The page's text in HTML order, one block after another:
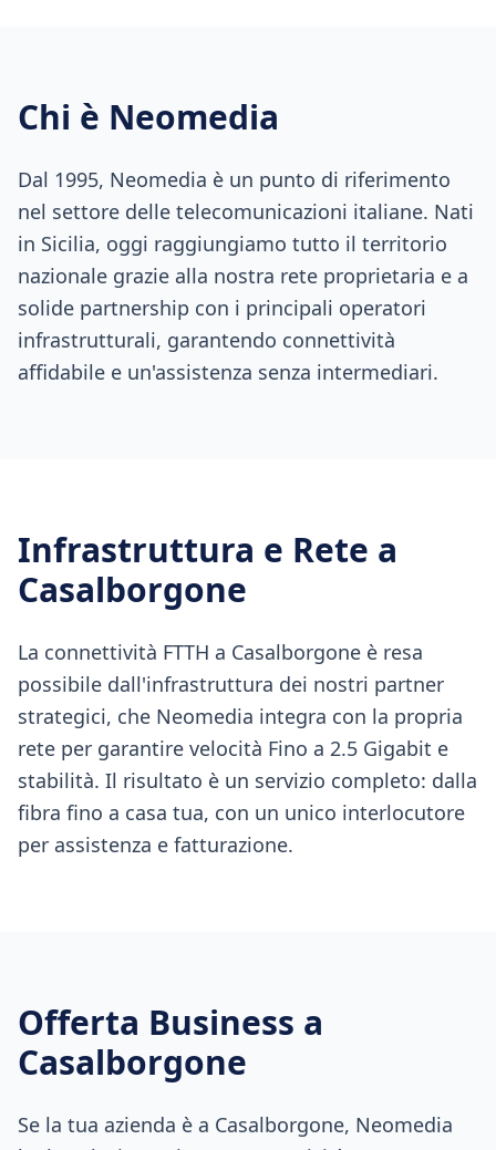
Chi è Neomedia
Dal 1995, Neomedia è un punto di riferimento
nel settore delle telecomunicazioni italiane. Nati
in Sicilia, oggi raggiungiamo tutto il territorio
nazionale grazie alla nostra rete proprietaria e a
solide partnership con i principali operatori
infrastrutturali, garantendo connettività
affidabile e un'assistenza senza intermediari.
Infrastruttura e Rete a
Casalborgone
La connettività FTTH a Casalborgone è resa
possibile dall'infrastruttura dei nostri partner
strategici, che Neomedia integra con la propria
rete per garantire velocità Fino a 2.5 Gigabit e
stabilità. Il risultato è un servizio completo: dalla
fibra fino a casa tua, con un unico interlocutore
per assistenza e fatturazione.
Offerta Business a
Casalborgone
Se la tua azienda è a Casalborgone, Neomedia